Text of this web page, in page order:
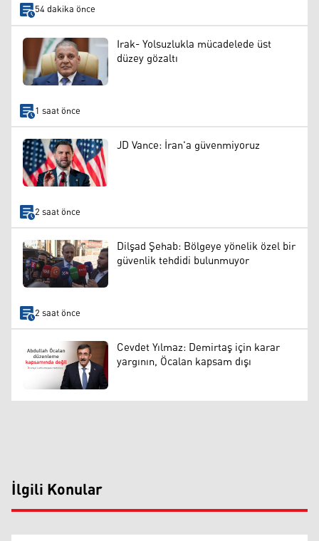
54 dakika önce
Irak- Yolsuzlukla mücadelede üst
düzey gözaltı
1 saat önce
JD Vance: İran'a güvenmiyoruz
2 saat önce
Dilşad Şehab: Bölgeye yönelik özel bir
güvenlik tehdidi bulunmuyor
2 saat önce
Cevdet Yılmaz: Demirtaş için karar
yargının, Öcalan kapsam dışı
İlgili Konular